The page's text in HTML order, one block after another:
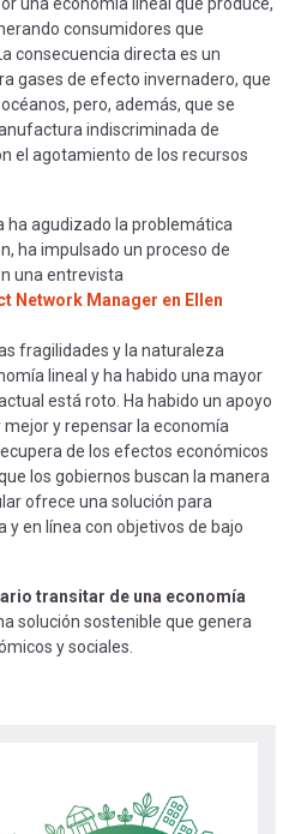
consumidores que
consecuencia directa es un
gases de efecto invernadero, que
pero, además, que se
indiscriminada de
el agotamiento de los recursos
ha agudizado la problemática
ha impulsado un proceso de
una entrevista
Network Manager en Ellen
fragilidades y la naturaleza
lineal y ha habido una mayor
está roto. Ha habido un apoyo
y repensar la economía
de los efectos económicos
los gobiernos buscan la manera
ofrece una solución para
en línea con objetivos de bajo
transitar de una economía
solución sostenible que genera
y sociales.